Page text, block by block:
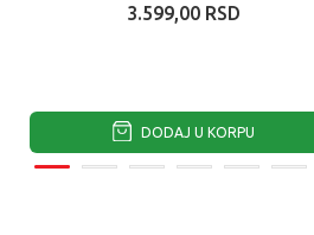
3.599,00 RSD
DODAJ U KORPU